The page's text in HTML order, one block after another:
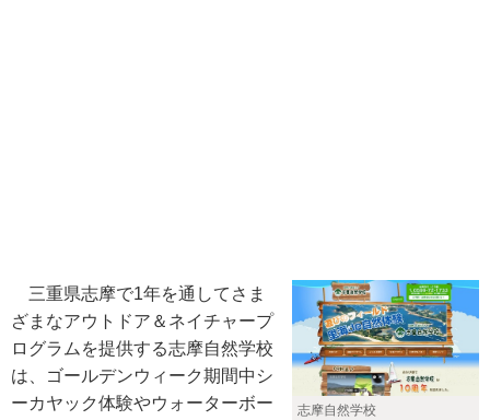
志摩自然学校
三重県志摩で1年を通してさま
ざまなアウトドア＆ネイチャープ
ログラムを提供する志摩自然学校
は、ゴールデンウィーク期間中シ
ーカヤック体験やウォーターボー